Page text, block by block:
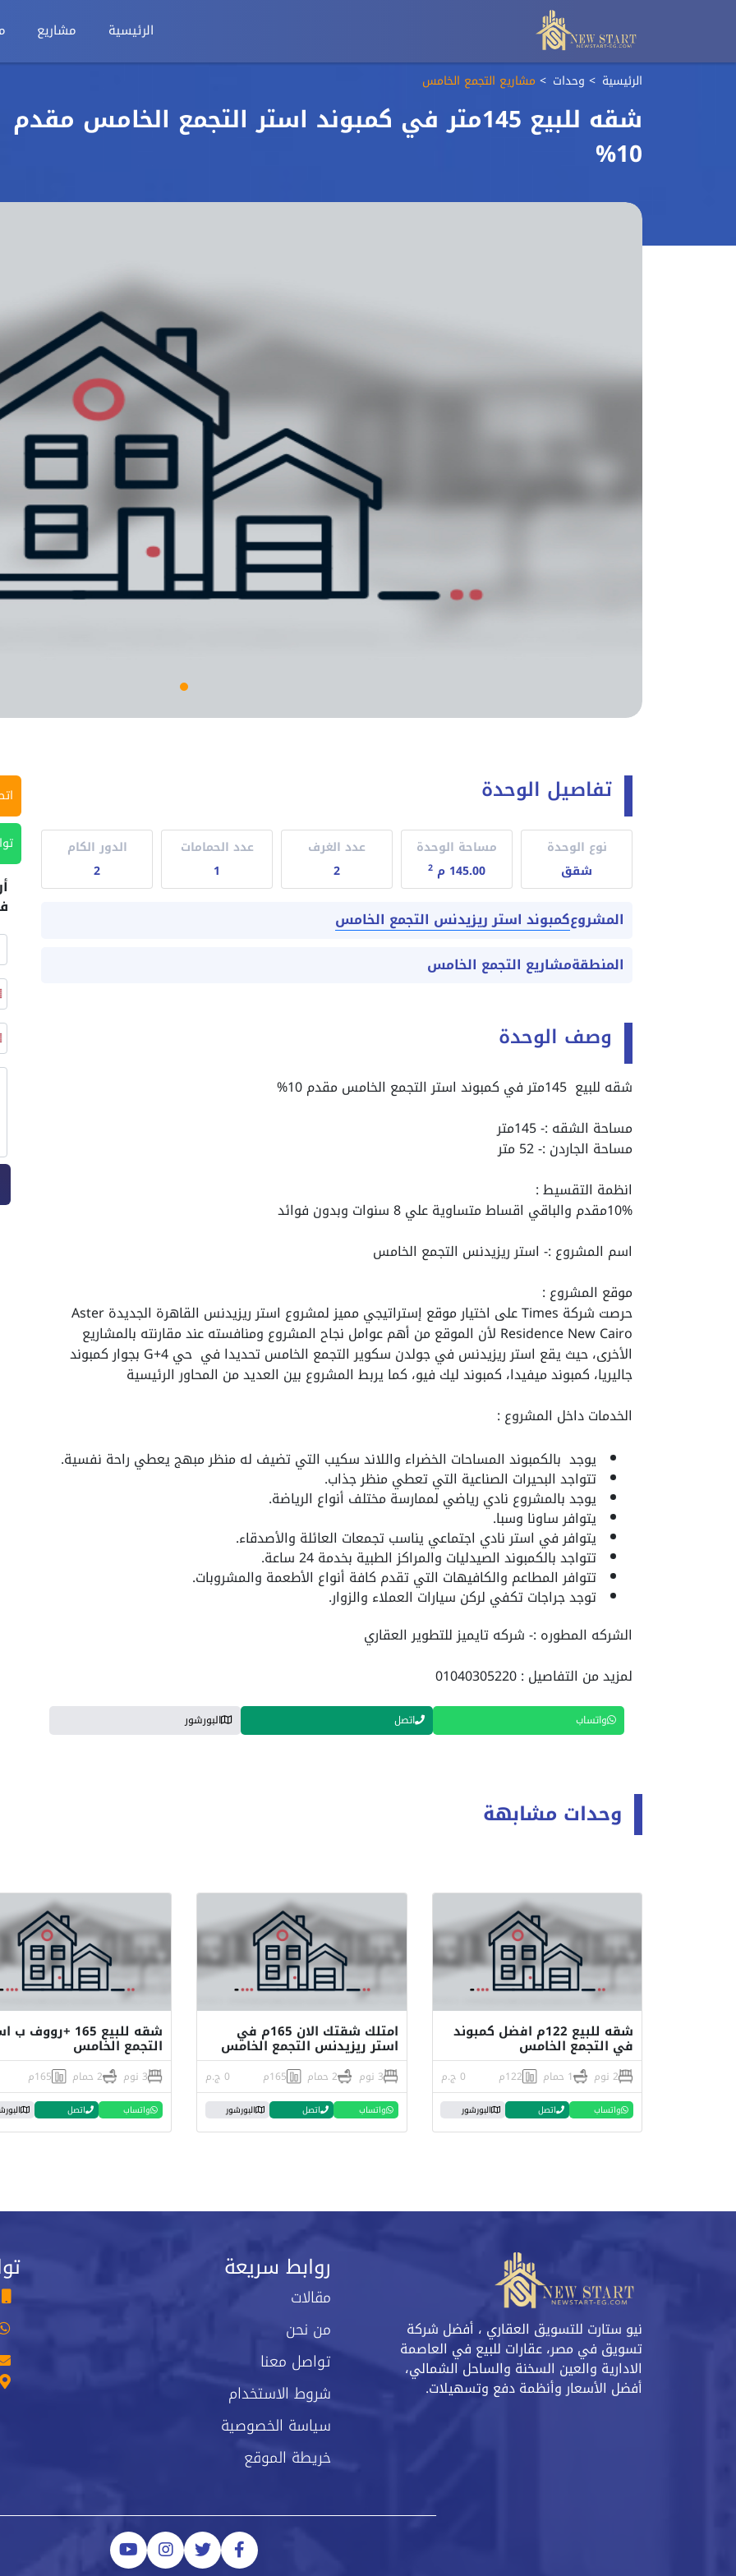
الرئيسية مشاريع
الرئيسية وحدات مشاريع التجمع الخامس
شقه للبيع 145متر في كمبوند استر التجمع الخامس مقدم
10%
تفاصيل الوحدة
نوع الوحدة
شقق
مساحة الوحدة
145.00 م
2
عدد الغرف
2
عدد الحمامات
1
الدور الكام
2
المشروعكمبوند استر ريزيدنس التجمع الخامس
المنطقةمشاريع التجمع الخامس
وصف الوحدة
شقه للبيع 145متر في كمبوند استر التجمع الخامس مقدم 10%
مساحة الشقه :- 145متر
مساحة الجاردن :- 52 متر
انظمة التقسيط :
10%مقدم والباقي اقساط متساوية علي 8 سنوات وبدون فوائد
اسم المشروع :- استر ريزيدنس التجمع الخامس
موقع المشروع :
حرصت شركة Times على اختيار موقع إستراتيجي مميز لمشروع استر ريزيدنس القاهرة الجديدة Aster
Residence New Cairo لأن الموقع من أهم عوامل نجاح المشروع ومنافسته عند مقارنته بالمشاريع
الأخرى، حيث يقع استر ريزيدنس في جولدن سكوير التجمع الخامس تحديدا في حي G+4 بجوار كمبوند
جاليريا، كمبوند ميفيدا، كمبوند ليك فيو، كما يربط المشروع بين العديد من المحاور الرئيسية
الخدمات داخل المشروع :
يوجد بالكمبوند المساحات الخضراء واللاند سكيب التي تضيف له منظر مبهج يعطي راحة نفسية.
تتواجد البحيرات الصناعية التي تعطي منظر جذاب.
يوجد بالمشروع نادي رياضي لممارسة مختلف أنواع الرياضة.
يتوافر ساونا وسبا.
يتوافر في استر نادي اجتماعي يناسب تجمعات العائلة والأصدقاء.
تتواجد بالكمبوند الصيدليات والمراكز الطبية بخدمة 24 ساعة.
تتوافر المطاعم والكافيهات التي تقدم كافة أنواع الأطعمة والمشروبات.
توجد جراجات تكفي لركن سيارات العملاء والزوار.
الشركه المطوره :- شركه تايميز للتطوير العقاري
لمزيد من التفاصيل : 01040305220
واتساب اتصل البورشور
وحدات مشابهة
شقه للبيع 122م افضل كمبوند
في التجمع الخامس
2 نوم 1 حمام 122م 0 ج.م
واتساب اتصل البورشور
امتلك شقتك الان 165م في
استر ريزيدنس التجمع الخامس
3 نوم 2 حمام 165م 0 ج.م
واتساب اتصل البورشور
شقه للبيع 165 +رووف
التجمع الخامس
3 نوم 2 حمام 165م
واتساب اتصل
نيو ستارت للتسويق العقاري ، أفضل شركة
تسويق في مصر، عقارات للبيع في العاصمة
الادارية والعين السخنة والساحل الشمالي،
أفضل الأسعار وأنظمة دفع وتسهيلات.
روابط سريعة
مقالات
من نحن
تواصل معنا
شروط الاستخدام
سياسة الخصوصية
خريطة الموقع